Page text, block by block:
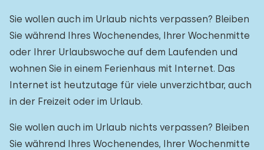
Sie wollen auch im Urlaub nichts verpassen? Bleiben
Sie während Ihres Wochenendes, Ihrer Wochenmitte
oder Ihrer Urlaubswoche auf dem Laufenden und
wohnen Sie in einem Ferienhaus mit Internet. Das
Internet ist heutzutage für viele unverzichtbar, auch
in der Freizeit oder im Urlaub.
Sie wollen auch im Urlaub nichts verpassen? Bleiben
Sie während Ihres Wochenendes, Ihrer Wochenmitte